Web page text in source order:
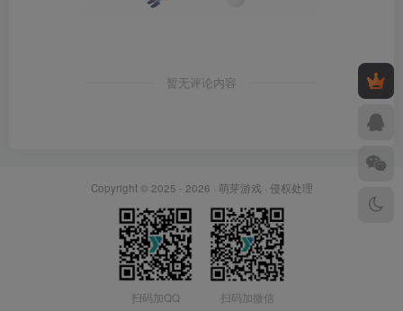
暂无评论内容
Copyright © 2025 - 2026 · 萌芽游戏 · 侵权处理
扫码加QQ 扫码加微信